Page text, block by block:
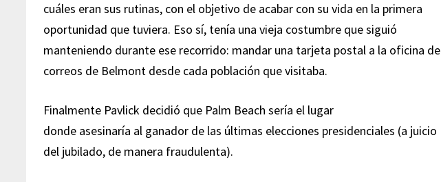
cuáles eran sus rutinas, con el objetivo de acabar con su vida en la primera
oportunidad que tuviera. Eso sí, tenía una vieja costumbre que siguió
manteniendo durante ese recorrido: mandar una tarjeta postal a la oficina de
correos de Belmont desde cada población que visitaba.
Finalmente Pavlick decidió que Palm Beach sería el lugar
donde asesinaría al ganador de las últimas elecciones presidenciales (a juicio
del jubilado, de manera fraudulenta).